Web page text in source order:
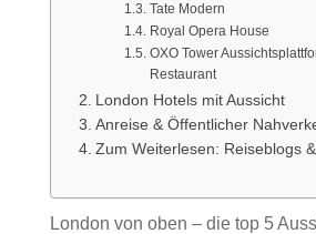
Tate Modern
Royal Opera House
OXO Tower
Restaurant
London Hotels mit Aussicht
Anreise & Öffentlicher
Zum Weiterlesen: Reiseblogs
London von oben – die top 5